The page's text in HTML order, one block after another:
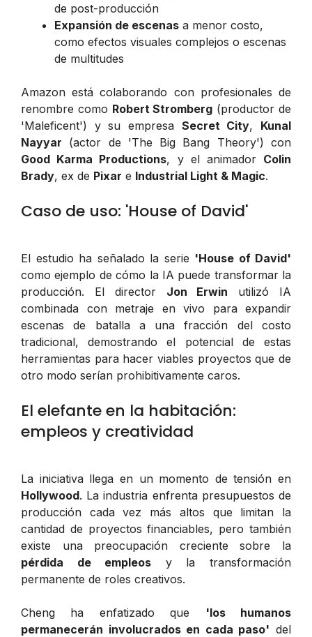
de post-producción
Expansión de escenas a menor costo,
como efectos visuales complejos o escenas
de multitudes
Amazon está colaborando con profesionales de
renombre como Robert Stromberg (productor de
'Maleficent') y su empresa Secret City, Kunal
Nayyar (actor de 'The Big Bang Theory') con
Good Karma Productions, y el animador Colin
Brady, ex de Pixar e Industrial Light & Magic.
Caso de uso: 'House of David'
El estudio ha señalado la serie 'House of David'
como ejemplo de cómo la IA puede transformar la
producción. El director Jon Erwin utilizó IA
combinada con metraje en vivo para expandir
escenas de batalla a una fracción del costo
tradicional, demostrando el potencial de estas
herramientas para hacer viables proyectos que de
otro modo serían prohibitivamente caros.
El elefante en la habitación:
empleos y creatividad
La iniciativa llega en un momento de tensión en
Hollywood. La industria enfrenta presupuestos de
producción cada vez más altos que limitan la
cantidad de proyectos financiables, pero también
existe una preocupación creciente sobre la
pérdida de empleos y la transformación
permanente de roles creativos.
Cheng ha enfatizado que
'los humanos
permanecerán involucrados en cada paso' del